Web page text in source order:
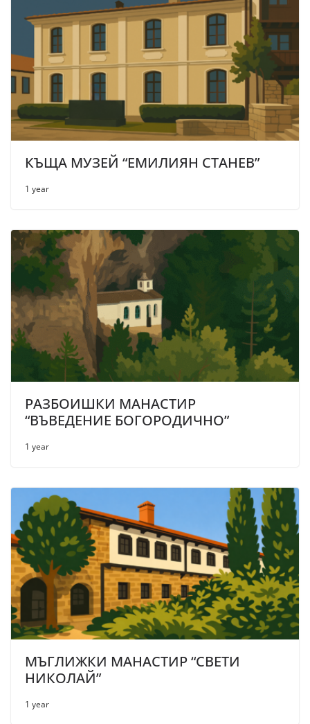
КЪЩА МУЗЕЙ “ЕМИЛИЯН СТАНЕВ”
1 year
РАЗБОИШКИ МАНАСТИР
“ВЪВЕДЕНИЕ БОГОРОДИЧНО”
1 year
МЪГЛИЖКИ МАНАСТИР “СВЕТИ
НИКОЛАЙ”
1 year